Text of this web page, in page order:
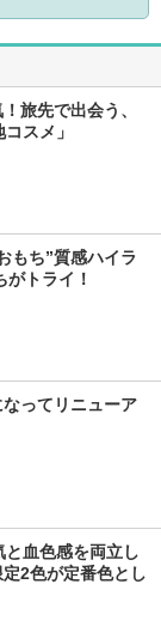
旅先で出会う、
スメ」
もち”質感ハイラ
トライ！
ってリニューア
血色感を両立し
2色が定番色とし